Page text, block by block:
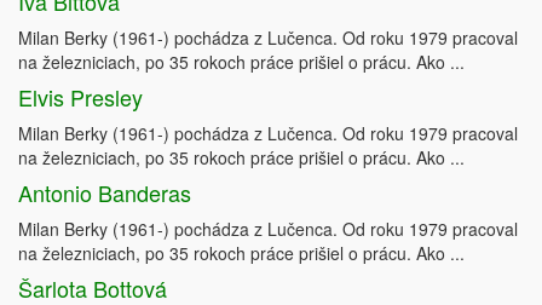
Milan Berky (1961-) pochádza z Lučenca. Od roku 1979 pracoval
na železniciach, po 35 rokoch práce prišiel o prácu. Ako ...
Elvis Presley
Milan Berky (1961-) pochádza z Lučenca. Od roku 1979 pracoval
na železniciach, po 35 rokoch práce prišiel o prácu. Ako ...
Antonio Banderas
Milan Berky (1961-) pochádza z Lučenca. Od roku 1979 pracoval
na železniciach, po 35 rokoch práce prišiel o prácu. Ako ...
Šarlota Bottová